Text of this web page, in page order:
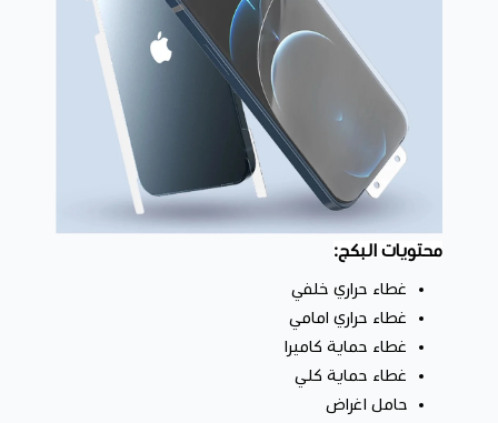
محتويات البكج:
غطاء حراري خلفي
غطاء حراري امامي
غطاء حماية كاميرا
غطاء حماية كلي
حامل اغراض